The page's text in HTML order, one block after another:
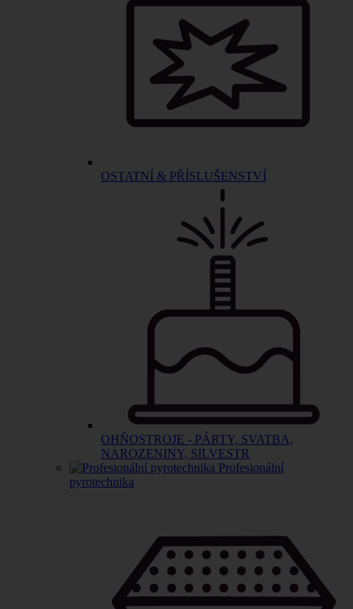
OSTATNÍ & PŘÍSLUŠENSTVÍ
OHŇOSTROJE - PÁRTY, SVATBA,
NAROZENINY, SILVESTR
Profesionální
pyrotechnika